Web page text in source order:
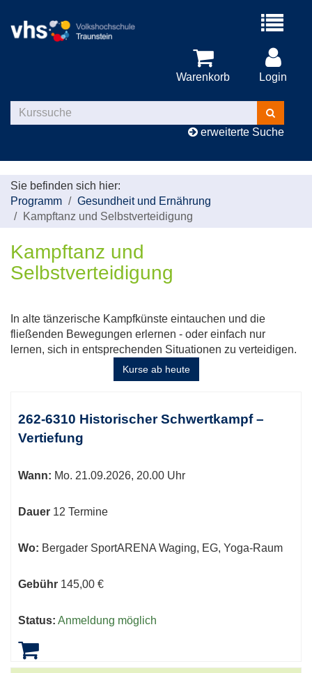
Menü
Warenkorb Login
Kurse
suchen
erweiterte Suche
Sie befinden sich hier:
Programm
Gesundheit und Ernährung
Kampftanz und Selbstverteidigung
Kampftanz und
Selbstverteidigung
In alte tänzerische Kampfkünste eintauchen und die
fließenden Bewegungen erlernen - oder einfach nur
lernen, sich in entsprechenden Situationen zu verteidigen.
Kurse ab heute
Tabellenüberschriften
sortiert
262-6310 Historischer Schwertkampf –
Vertiefung
Wann: Mo. 21.09.2026, 20.00 Uhr
Dauer 12 Termine
Wo: Bergader SportARENA Waging, EG, Yoga-Raum
Gebühr 145,00 €
Status: Anmeldung möglich